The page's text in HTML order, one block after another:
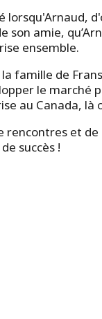
lorsqu'Arnaud,
son amie,
ensemble.
famille de
le marché
au Canada, là
rencontres et
succès !